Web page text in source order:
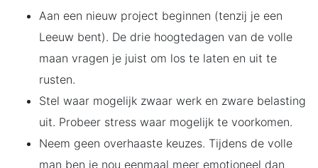
Aan een nieuw project beginnen (tenzij je een
Leeuw bent). De drie hoogtedagen van de volle
maan vragen je juist om los te laten en uit te
rusten.
Stel waar mogelijk zwaar werk en zware belasting
uit. Probeer stress waar mogelijk te voorkomen.
Neem geen overhaaste keuzes. Tijdens de volle
man ben je nou eenmaal meer emotioneel dan